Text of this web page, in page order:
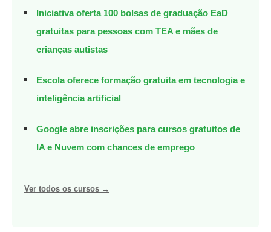
Iniciativa oferta 100 bolsas de graduação EaD
gratuitas para pessoas com TEA e mães de
crianças autistas
Escola oferece formação gratuita em tecnologia e
inteligência artificial
Google abre inscrições para cursos gratuitos de
IA e Nuvem com chances de emprego
Ver todos os cursos →